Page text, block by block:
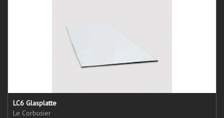
LC6 Glasplatte
Le Corbusier